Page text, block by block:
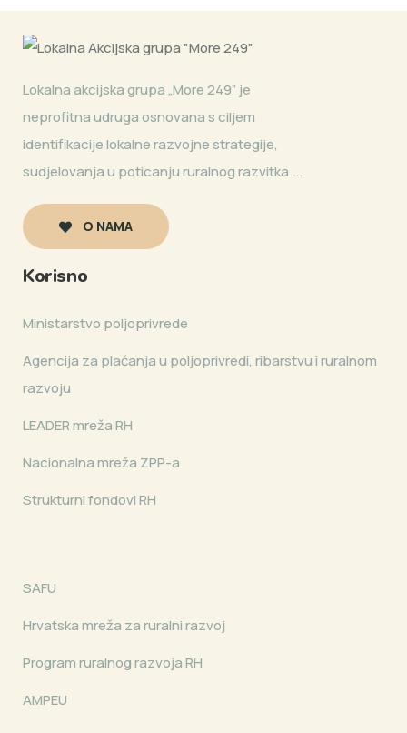
Lokalna akcijska grupa „More 249” je
neprofitna udruga osnovana s ciljem
identifikacije lokalne razvojne strategije,
sudjelovanja u poticanju ruralnog razvitka ...
O NAMA
Korisno
Ministarstvo poljoprivrede
Agencija za plaćanja u poljoprivredi, ribarstvu i ruralnom
razvoju
LEADER mreža RH
Nacionalna mreža ZPP-a
Strukturni fondovi RH
SAFU
Hrvatska mreža za ruralni razvoj
Program ruralnog razvoja RH
AMPEU